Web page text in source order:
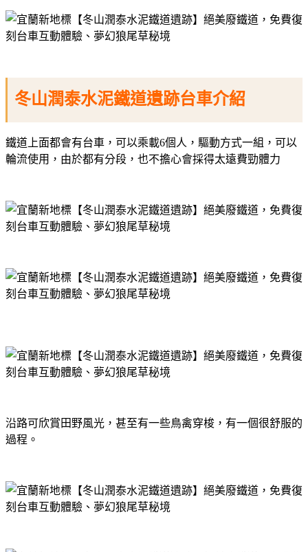
冬山潤泰水泥鐵道遺跡台車介紹
鐵道上面都會有台車，可以乘載6個人，驅動方式一組，可以
輪流使用，由於都有分段，也不擔心會採得太遠費勁體力
沿路可欣賞田野風光，甚至有一些鳥禽穿梭，有一個很舒服的
過程。